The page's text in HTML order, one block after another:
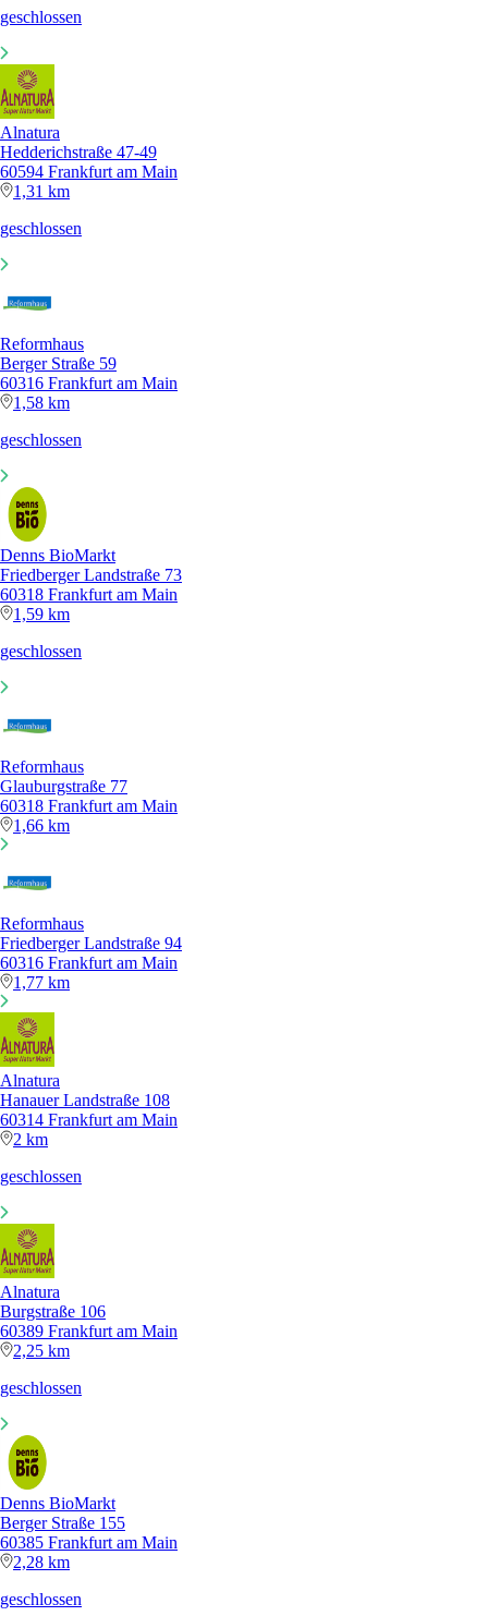
geschlossen
Alnatura
Hedderichstraße 47-49
60594 Frankfurt am Main
1,31 km
geschlossen
Reformhaus
Berger Straße 59
60316 Frankfurt am Main
1,58 km
geschlossen
Denns BioMarkt
Friedberger Landstraße 73
60318 Frankfurt am Main
1,59 km
geschlossen
Reformhaus
Glauburgstraße 77
60318 Frankfurt am Main
1,66 km
Reformhaus
Friedberger Landstraße 94
60316 Frankfurt am Main
1,77 km
Alnatura
Hanauer Landstraße 108
60314 Frankfurt am Main
2 km
geschlossen
Alnatura
Burgstraße 106
60389 Frankfurt am Main
2,25 km
geschlossen
Denns BioMarkt
Berger Straße 155
60385 Frankfurt am Main
2,28 km
geschlossen